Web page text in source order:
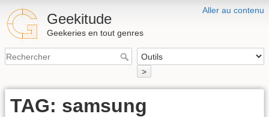
Aller au contenu
Geekitude
Geekeries en tout genres
>
TAG: samsung